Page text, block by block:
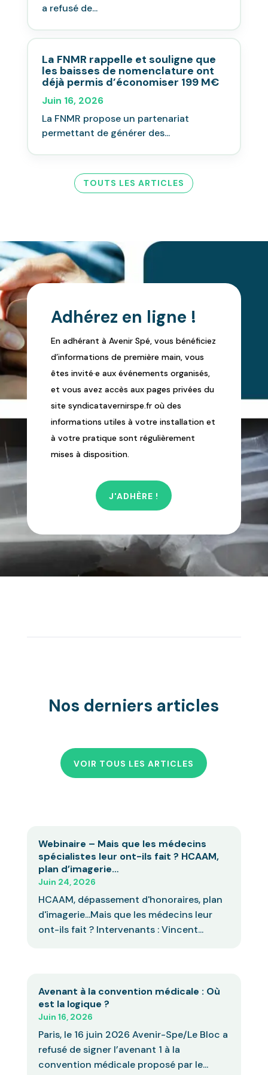
a refusé de...
La FNMR rappelle et souligne que
les baisses de nomenclature ont
déjà permis d’économiser 199 M€
Juin 16, 2026
La FNMR propose un partenariat
permettant de générer des...
TOUTS LES ARTICLES
Adhérez en ligne !
En adhérant à Avenir Spé, vous bénéficiez
d’informations de première main, vous
êtes invité·e aux événements organisés,
et vous avez accès aux pages privées du
site syndicatavernirspe.fr où des
informations utiles à votre installation et
à votre pratique sont régulièrement
mises à disposition.
J'ADHÈRE !
Nos derniers articles
VOIR TOUS LES ARTICLES
Webinaire – Mais que les médecins
spécialistes leur ont-ils fait ? HCAAM,
plan d’imagerie…
Juin 24, 2026
HCAAM, dépassement d'honoraires, plan
d'imagerie...Mais que les médecins leur
ont-ils fait ? Intervenants : Vincent...
Avenant à la convention médicale : Où
est la logique ?
Juin 16, 2026
Paris, le 16 juin 2026 Avenir-Spe/Le Bloc a
refusé de signer l’avenant 1 à la
convention médicale proposé par le...